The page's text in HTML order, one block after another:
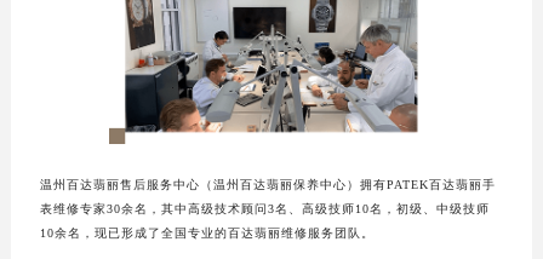
温州百达翡丽售后服务中心（温州百达翡丽保养中心）拥有PATEK百达翡丽手
表维修专家30余名，其中高级技术顾问3名、高级技师10名，初级、中级技师
10余名，现已形成了全国专业的百达翡丽维修服务团队。